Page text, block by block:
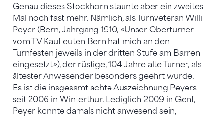
Genau dieses Stockhorn staunte aber ein zweites
Mal noch fast mehr. Nämlich, als Turnveteran Willi
Peyer (Bern, Jahrgang 1910, «Unser Oberturner
vom TV Kaufleuten Bern hat mich an den
Turnfesten jeweils in der dritten Stufe am Barren
eingesetzt»), der rüstige, 104 Jahre alte Turner, als
ältester Anwesender besonders geehrt wurde.
Es ist die insgesamt achte Auszeichnung Peyers
seit 2006 in Winterthur. Lediglich 2009 in Genf,
Peyer konnte damals nicht anwesend sein,